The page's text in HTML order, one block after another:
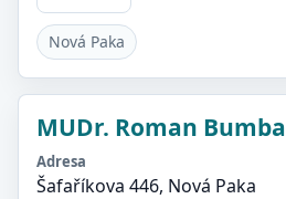
Nová Paka
MUDr. Roman Bumba
Adresa
Šafaříkova 446, Nová Paka